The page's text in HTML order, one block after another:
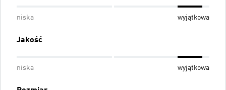
niska wyjątkowa
Jakość
niska wyjątkowa